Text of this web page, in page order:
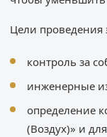
Цели проведения
контроль за
инженерные
определение
(Воздух)» и